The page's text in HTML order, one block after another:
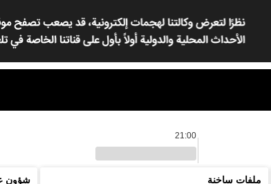
21:00
ملفات ساخنة
شؤون